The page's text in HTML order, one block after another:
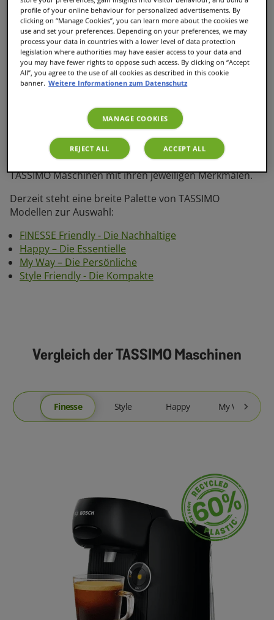
du nicht nur köstlichen Kaffee zubereiten, sondern
auch eine große Vielfalt an Heißgetränken wie Latte
Macchiato und Kakao genießen.
Alle TASSIMO Kapselmaschinen sind vollautomatisch
und wirklich einfach zu bedienen. Per Knopfdruck lässt
sich eine Vielzahl von Heißgetränken zubereiten und
INTELLIBREW (tm) ist stets eine perfekte
Getränkequalität garantiert. Zum Glück bietet jedes
Modell eigene Vorteile und Merkmale. Um dir bei der
richtigen Entscheidung behilflich zu sein, findest du
nachfolgend eine Übersicht der verschiedenen
TASSIMO Maschinen mit ihren jeweiligen Merkmalen.
Derzeit steht eine breite Palette von TASSIMO
Modellen zur Auswahl:
FINESSE Friendly - Die Nachhaltige
Happy – Die Essentielle
My Way – Die Persönliche
Style Friendly - Die Kompakte
Vergleich der TASSIMO Maschinen
Finesse Style Happy My Way
profile of your online behaviour for personalized advertisements. By
clicking on “Manage Cookies”, you can learn more about the cookies we
use and set your preferences. Depending on your preferences, we may
process your data in countries with a lower level of data protection
legislation where authorities may have easier access to your data and
you may have fewer rights to oppose such access. By clicking on “Accept
All”, you agree to the use of all cookies as described in this cookie
banner. Weitere Informationen zum Datenschutz
MANAGE COOKIES
REJECT ALL ACCEPT ALL